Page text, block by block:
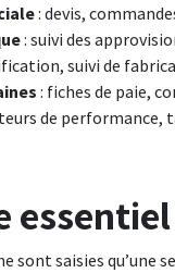
: devis,
: suivi des
suivi de
: fiches de paie,
de performance,
essentiel
sont saisies qu’une